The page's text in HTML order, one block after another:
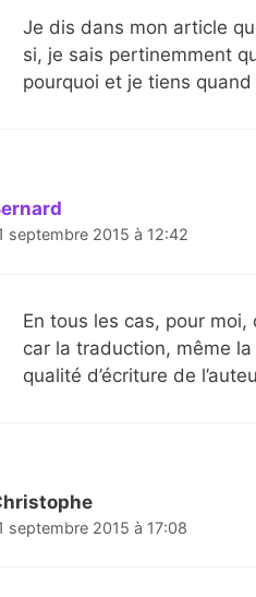
Je dis dans mon article
si, je sais pertinemment
pourquoi et je tiens
septembre 2015 à 12:42
En tous les cas, pour
car la traduction, même
qualité d’écriture de
septembre 2015 à 17:08